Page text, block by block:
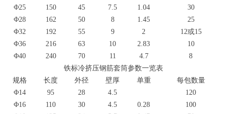
Φ25
150 45 7.5 1.04
30
Φ28
162 50 8 1.45
25
Φ32
192 55 9 2
12或15
Φ36
216 63 10 2.83
10
Φ40
240 70 11 4.7
8
铁标冷挤压钢筋套筒参数一览表
规格
长度 外径 壁厚 单重
每包数量
Φ14
95 28 4.5
120
Φ16
110 30 4.5 0.28
100